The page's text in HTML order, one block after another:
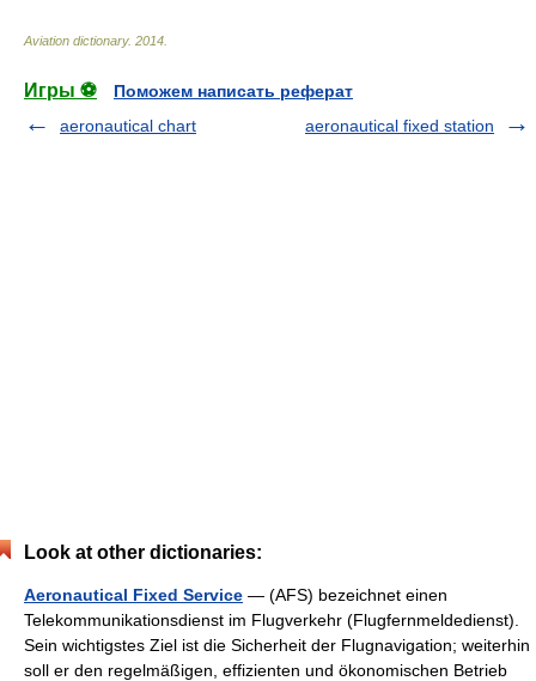
Aviation dictionary. 2014
Игры ⚽
Поможем написать реферат
aeronautical chart
aeronautical fixed station
Look at other dictionaries:
Aeronautical Fixed Service — (AFS) bezeichnet einen
Telekommunikationsdienst im Flugverkehr (Flugfernmeldedienst).
Sein wichtigstes Ziel ist die Sicherheit der Flugnavigation; weiterhin
soll er den regelmäßigen, effizienten und ökonomischen Betrieb